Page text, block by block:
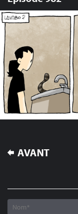
NAVIGATION
DE
AVANT